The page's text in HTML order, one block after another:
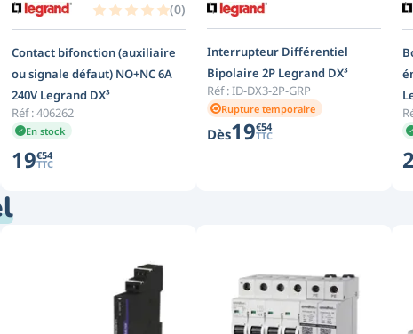
(0)
Contact bifonction (auxiliaire
ou signale défaut) NO+NC 6A
240V Legrand DX³
Réf :406262
En stock
19€54
TTC
Interrupteur Différentiel
Bipolaire 2P Legrand DX³
Réf :ID-DX3-2P-GRP
Rupture temporaire
Dès19€54
TTC